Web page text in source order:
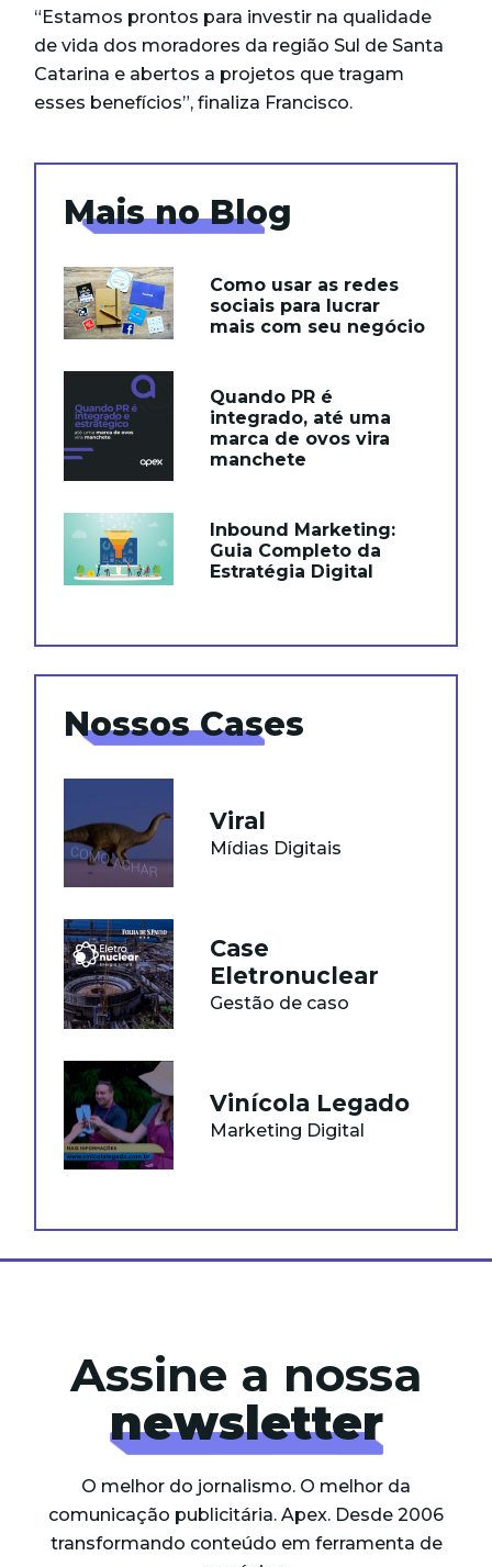
“Estamos prontos para investir na qualidade
de vida dos moradores da região Sul de Santa
Catarina e abertos a projetos que tragam
esses benefícios”, finaliza Francisco.
Mais no Blog
Como usar as redes
sociais para lucrar
mais com seu negócio
Quando PR é
integrado, até uma
marca de ovos vira
manchete
Inbound Marketing:
Guia Completo da
Estratégia Digital
Nossos Cases
Viral
Mídias Digitais
Case
Eletronuclear
Gestão de caso
Vinícola Legado
Marketing Digital
Assine a nossa
newsletter
O melhor do jornalismo. O melhor da
comunicação publicitária. Apex. Desde 2006
transformando conteúdo em ferramenta de